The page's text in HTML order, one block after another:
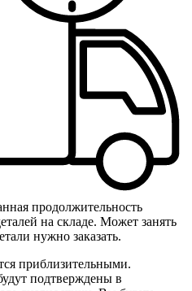
продолжительность
на складе. Может занять
нужно заказать.
приблизительными.
подтверждены в